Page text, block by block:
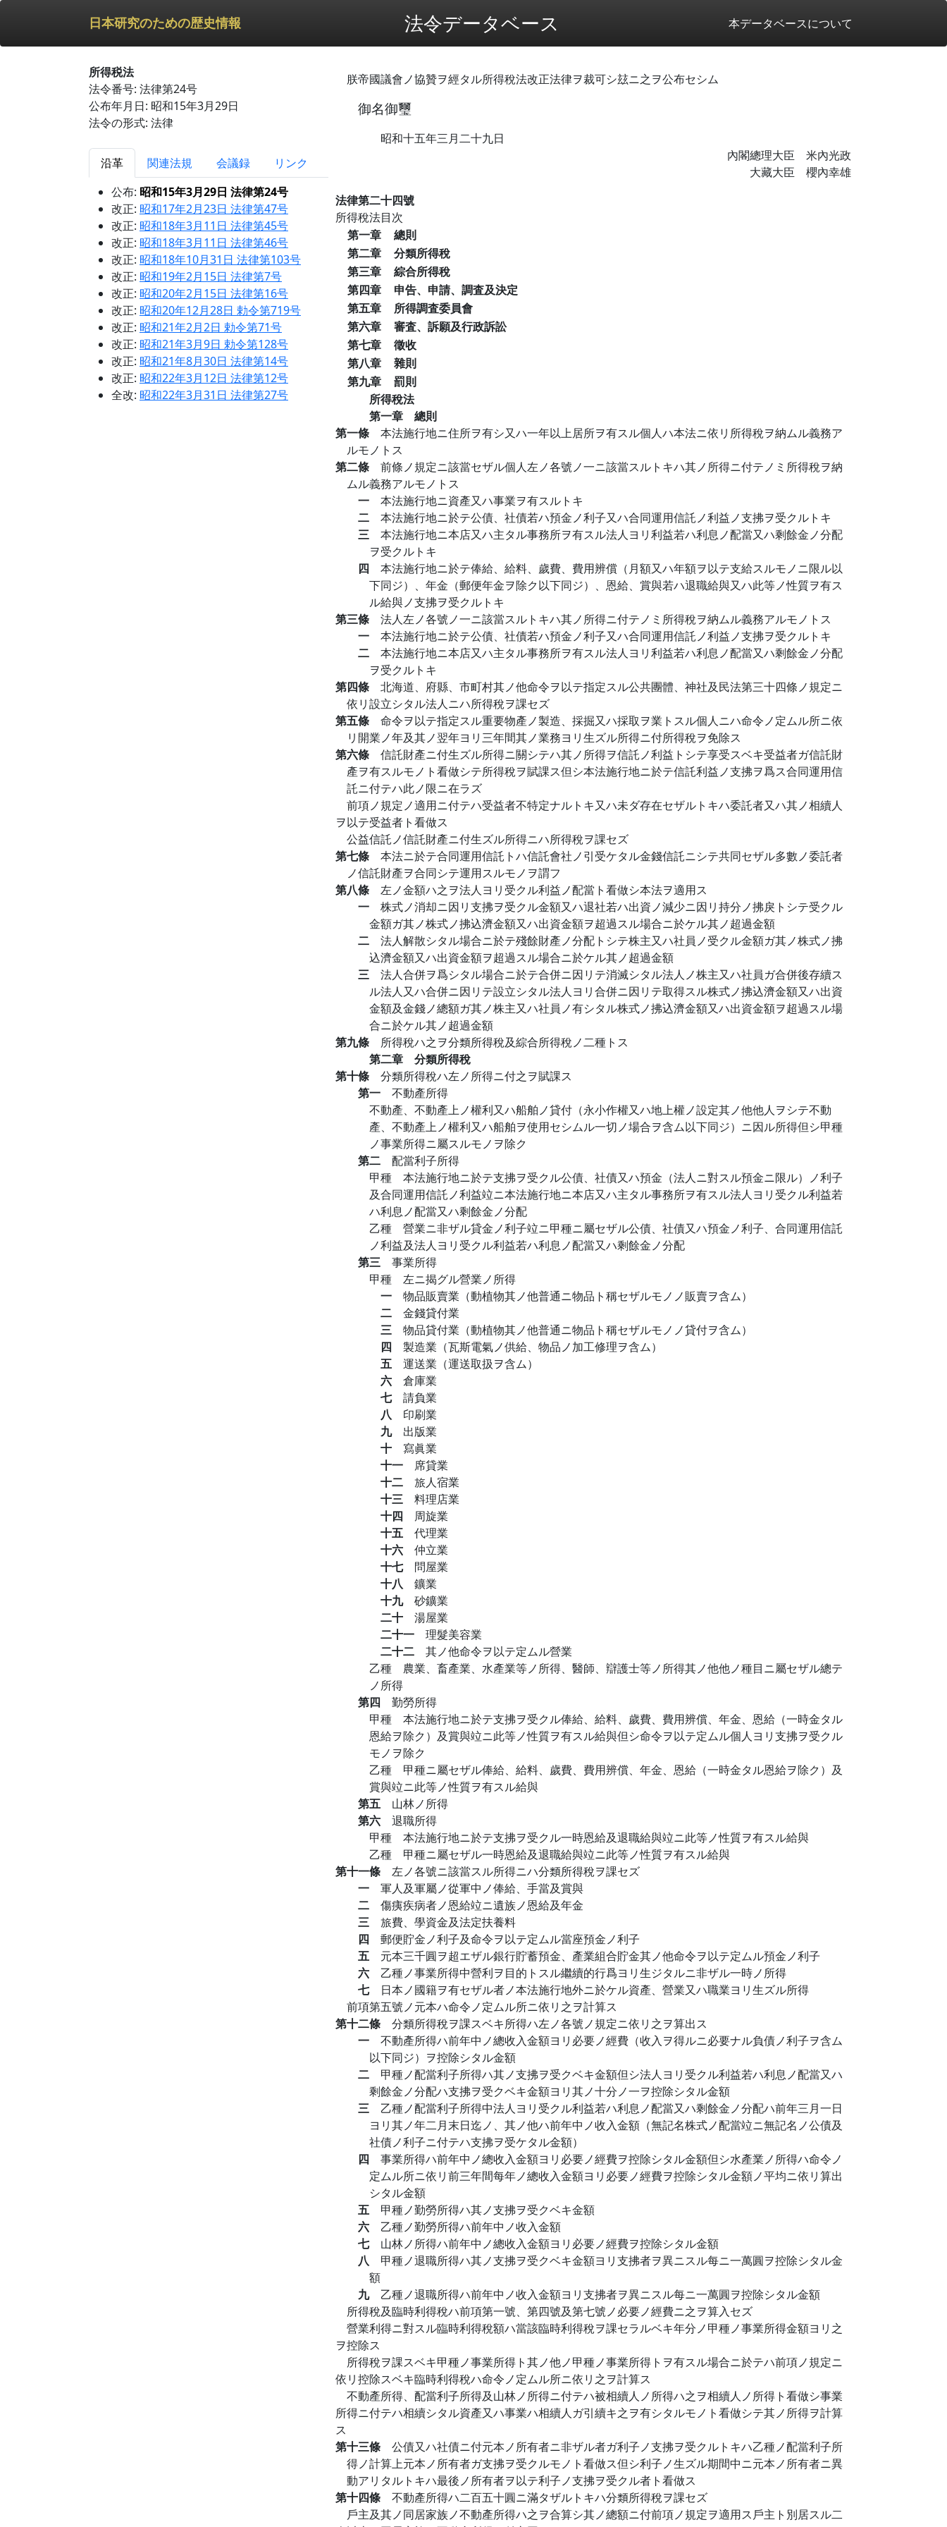
日本研究のための歴史情報 法令データベース 本データベースについて
所得税法
法令番号: 法律第24号
公布年月日: 昭和15年3月29日
法令の形式: 法律
沿革 関連法規 会議録
リンク
公布: 昭和15年3月29日 法律第24号
改正: 昭和17年2月23日 法律第47号
改正: 昭和18年3月11日 法律第45号
改正: 昭和18年3月11日 法律第46号
改正: 昭和18年10月31日 法律第103号
改正: 昭和19年2月15日 法律第7号
改正: 昭和20年2月15日 法律第16号
改正: 昭和20年12月28日 勅令第719号
改正: 昭和21年2月2日 勅令第71号
改正: 昭和21年3月9日 勅令第128号
改正: 昭和21年8月30日 法律第14号
改正: 昭和22年3月12日 法律第12号
全改: 昭和22年3月31日 法律第27号
朕帝國議會ノ協贊ヲ經タル所得稅法改正法律ヲ裁可シ玆ニ之ヲ公布セシム
御名御璽
昭和十五年三月二十九日
內閣總理大臣 米內光政
大藏大臣 櫻內幸雄
法律第二十四號
所得稅法目次
第一章
總則
第二章
分類所得稅
第三章
綜合所得稅
第四章
申告、申請、調査及決定
第五章
所得調査委員會
第六章
審査、訴願及行政訴訟
第七章
徵收
第八章
雜則
第九章
罰則
所得稅法
第一章 總則
第一條 本法施行地ニ住所ヲ有シ又ハ一年以上居所ヲ有スル個人ハ本法ニ依リ所得稅ヲ納ムル義務ア
ルモノトス
第二條 前條ノ規定ニ該當セザル個人左ノ各號ノ一ニ該當スルトキハ其ノ所得ニ付テノミ所得稅ヲ納
ムル義務アルモノトス
一 本法施行地ニ資產又ハ事業ヲ有スルトキ
二 本法施行地ニ於テ公債、社債若ハ預金ノ利子又ハ合同運用信託ノ利益ノ支拂ヲ受クルトキ
三 本法施行地ニ本店又ハ主タル事務所ヲ有スル法人ヨリ利益若ハ利息ノ配當又ハ剩餘金ノ分配
ヲ受クルトキ
四 本法施行地ニ於テ俸給、給料、歲費、費用辨償（月額又ハ年額ヲ以テ支給スルモノニ限ル以
下同ジ）、年金（郵便年金ヲ除ク以下同ジ）、恩給、賞與若ハ退職給與又ハ此等ノ性質ヲ有ス
ル給與ノ支拂ヲ受クルトキ
第三條 法人左ノ各號ノ一ニ該當スルトキハ其ノ所得ニ付テノミ所得稅ヲ納ムル義務アルモノトス
一 本法施行地ニ於テ公債、社債若ハ預金ノ利子又ハ合同運用信託ノ利益ノ支拂ヲ受クルトキ
二 本法施行地ニ本店又ハ主タル事務所ヲ有スル法人ヨリ利益若ハ利息ノ配當又ハ剩餘金ノ分配
ヲ受クルトキ
第四條 北海道、府縣、市町村其ノ他命令ヲ以テ指定スル公共團體、神社及民法第三十四條ノ規定ニ
依リ設立シタル法人ニハ所得稅ヲ課セズ
第五條 命令ヲ以テ指定スル重要物產ノ製造、採掘又ハ採取ヲ業トスル個人ニハ命令ノ定ムル所ニ依
リ開業ノ年及其ノ翌年ヨリ三年間其ノ業務ヨリ生ズル所得ニ付所得稅ヲ免除ス
第六條 信託財產ニ付生ズル所得ニ關シテハ其ノ所得ヲ信託ノ利益トシテ享受スベキ受益者ガ信託財
產ヲ有スルモノト看做シテ所得稅ヲ賦課ス但シ本法施行地ニ於テ信託利益ノ支拂ヲ爲ス合同運用信
託ニ付テハ此ノ限ニ在ラズ
前項ノ規定ノ適用ニ付テハ受益者不特定ナルトキ又ハ未ダ存在セザルトキハ委託者又ハ其ノ相續人
ヲ以テ受益者ト看做ス
公益信託ノ信託財產ニ付生ズル所得ニハ所得稅ヲ課セズ
第七條 本法ニ於テ合同運用信託トハ信託會社ノ引受ケタル金錢信託ニシテ共同セザル多數ノ委託者
ノ信託財產ヲ合同シテ運用スルモノヲ謂フ
第八條 左ノ金額ハ之ヲ法人ヨリ受クル利益ノ配當ト看做シ本法ヲ適用ス
一 株式ノ消却ニ因リ支拂ヲ受クル金額又ハ退社若ハ出資ノ減少ニ因リ持分ノ拂戾トシテ受クル
金額ガ其ノ株式ノ拂込濟金額又ハ出資金額ヲ超過スル場合ニ於ケル其ノ超過金額
二 法人解散シタル場合ニ於テ殘餘財產ノ分配トシテ株主又ハ社員ノ受クル金額ガ其ノ株式ノ拂
込濟金額又ハ出資金額ヲ超過スル場合ニ於ケル其ノ超過金額
三 法人合併ヲ爲シタル場合ニ於テ合併ニ因リテ消滅シタル法人ノ株主又ハ社員ガ合併後存續ス
ル法人又ハ合併ニ因リテ設立シタル法人ヨリ合併ニ因リテ取得スル株式ノ拂込濟金額又ハ出資
金額及金錢ノ總額ガ其ノ株主又ハ社員ノ有シタル株式ノ拂込濟金額又ハ出資金額ヲ超過スル場
合ニ於ケル其ノ超過金額
第九條 所得稅ハ之ヲ分類所得稅及綜合所得稅ノ二種トス
第二章 分類所得稅
第十條 分類所得稅ハ左ノ所得ニ付之ヲ賦課ス
第一 不動產所得
不動產、不動產上ノ權利又ハ船舶ノ貸付（永小作權又ハ地上權ノ設定其ノ他他人ヲシテ不動
產、不動產上ノ權利又ハ船舶ヲ使用セシムル一切ノ場合ヲ含ム以下同ジ）ニ因ル所得但シ甲種
ノ事業所得ニ屬スルモノヲ除ク
第二 配當利子所得
甲種 本法施行地ニ於テ支拂ヲ受クル公債、社債又ハ預金（法人ニ對スル預金ニ限ル）ノ利子
及合同運用信託ノ利益竝ニ本法施行地ニ本店又ハ主タル事務所ヲ有スル法人ヨリ受クル利益若
ハ利息ノ配當又ハ剩餘金ノ分配
乙種 營業ニ非ザル貸金ノ利子竝ニ甲種ニ屬セザル公債、社債又ハ預金ノ利子、合同運用信託
ノ利益及法人ヨリ受クル利益若ハ利息ノ配當又ハ剩餘金ノ分配
第三 事業所得
甲種 左ニ揭グル營業ノ所得
一 物品販賣業（動植物其ノ他普通ニ物品ト稱セザルモノノ販賣ヲ含ム）
二 金錢貸付業
三 物品貸付業（動植物其ノ他普通ニ物品ト稱セザルモノノ貸付ヲ含ム）
四 製造業（瓦斯電氣ノ供給、物品ノ加工修理ヲ含ム）
五 運送業（運送取扱ヲ含ム）
六 倉庫業
七 請負業
八 印刷業
九 出版業
十 寫眞業
十一 席貸業
十二 旅人宿業
十三 料理店業
十四 周旋業
十五 代理業
十六 仲立業
十七 問屋業
十八 鑛業
十九 砂鑛業
二十 湯屋業
二十一 理髮美容業
二十二 其ノ他命令ヲ以テ定ムル營業
乙種 農業、畜產業、水產業等ノ所得、醫師、辯護士等ノ所得其ノ他他ノ種目ニ屬セザル總テ
ノ所得
第四 勤勞所得
甲種 本法施行地ニ於テ支拂ヲ受クル俸給、給料、歲費、費用辨償、年金、恩給（一時金タル
恩給ヲ除ク）及賞與竝ニ此等ノ性質ヲ有スル給與但シ命令ヲ以テ定ムル個人ヨリ支拂ヲ受クル
モノヲ除ク
乙種 甲種ニ屬セザル俸給、給料、歲費、費用辨償、年金、恩給（一時金タル恩給ヲ除ク）及
賞與竝ニ此等ノ性質ヲ有スル給與
第五 山林ノ所得
第六 退職所得
甲種 本法施行地ニ於テ支拂ヲ受クル一時恩給及退職給與竝ニ此等ノ性質ヲ有スル給與
乙種 甲種ニ屬セザル一時恩給及退職給與竝ニ此等ノ性質ヲ有スル給與
第十一條 左ノ各號ニ該當スル所得ニハ分類所得稅ヲ課セズ
一 軍人及軍屬ノ從軍中ノ俸給、手當及賞與
二 傷痍疾病者ノ恩給竝ニ遺族ノ恩給及年金
三 旅費、學資金及法定扶養料
四 郵便貯金ノ利子及命令ヲ以テ定ムル當座預金ノ利子
五 元本三千圓ヲ超エザル銀行貯蓄預金、產業組合貯金其ノ他命令ヲ以テ定ムル預金ノ利子
六 乙種ノ事業所得中營利ヲ目的トスル繼續的行爲ヨリ生ジタルニ非ザル一時ノ所得
七 日本ノ國籍ヲ有セザル者ノ本法施行地外ニ於ケル資產、營業又ハ職業ヨリ生ズル所得
前項第五號ノ元本ハ命令ノ定ムル所ニ依リ之ヲ計算ス
第十二條 分類所得稅ヲ課スベキ所得ハ左ノ各號ノ規定ニ依リ之ヲ算出ス
一 不動產所得ハ前年中ノ總收入金額ヨリ必要ノ經費（收入ヲ得ルニ必要ナル負債ノ利子ヲ含ム
以下同ジ）ヲ控除シタル金額
二 甲種ノ配當利子所得ハ其ノ支拂ヲ受クベキ金額但シ法人ヨリ受クル利益若ハ利息ノ配當又ハ
剩餘金ノ分配ハ支拂ヲ受クベキ金額ヨリ其ノ十分ノ一ヲ控除シタル金額
三 乙種ノ配當利子所得中法人ヨリ受クル利益若ハ利息ノ配當又ハ剩餘金ノ分配ハ前年三月一日
ヨリ其ノ年二月末日迄ノ、其ノ他ハ前年中ノ收入金額（無記名株式ノ配當竝ニ無記名ノ公債及
社債ノ利子ニ付テハ支拂ヲ受ケタル金額）
四 事業所得ハ前年中ノ總收入金額ヨリ必要ノ經費ヲ控除シタル金額但シ水產業ノ所得ハ命令ノ
定ムル所ニ依リ前三年間每年ノ總收入金額ヨリ必要ノ經費ヲ控除シタル金額ノ平均ニ依リ算出
シタル金額
五 甲種ノ勤勞所得ハ其ノ支拂ヲ受クベキ金額
六 乙種ノ勤勞所得ハ前年中ノ收入金額
七 山林ノ所得ハ前年中ノ總收入金額ヨリ必要ノ經費ヲ控除シタル金額
八 甲種ノ退職所得ハ其ノ支拂ヲ受クベキ金額ヨリ支拂者ヲ異ニスル每ニ一萬圓ヲ控除シタル金
額
九 乙種ノ退職所得ハ前年中ノ收入金額ヨリ支拂者ヲ異ニスル每ニ一萬圓ヲ控除シタル金額
所得稅及臨時利得稅ハ前項第一號、第四號及第七號ノ必要ノ經費ニ之ヲ算入セズ
營業利得ニ對スル臨時利得稅額ハ當該臨時利得稅ヲ課セラルベキ年分ノ甲種ノ事業所得金額ヨリ之
ヲ控除ス
所得稅ヲ課スベキ甲種ノ事業所得ト其ノ他ノ甲種ノ事業所得トヲ有スル場合ニ於テハ前項ノ規定ニ
依リ控除スベキ臨時利得稅ハ命令ノ定ムル所ニ依リ之ヲ計算ス
不動產所得、配當利子所得及山林ノ所得ニ付テハ被相續人ノ所得ハ之ヲ相續人ノ所得ト看做シ事業
所得ニ付テハ相續シタル資產又ハ事業ハ相續人ガ引續キ之ヲ有シタルモノト看做シテ其ノ所得ヲ計算
ス
第十三條 公債又ハ社債ニ付元本ノ所有者ニ非ザル者ガ利子ノ支拂ヲ受クルトキハ乙種ノ配當利子所
得ノ計算上元本ノ所有者ガ支拂ヲ受クルモノト看做ス但シ利子ノ生ズル期間中ニ元本ノ所有者ニ異
動アリタルトキハ最後ノ所有者ヲ以テ利子ノ支拂ヲ受クル者ト看做ス
第十四條 不動產所得ハ二百五十圓ニ滿タザルトキハ分類所得稅ヲ課セズ
戶主及其ノ同居家族ノ不動產所得ハ之ヲ合算シ其ノ總額ニ付前項ノ規定ヲ適用ス戶主ト別居スル二